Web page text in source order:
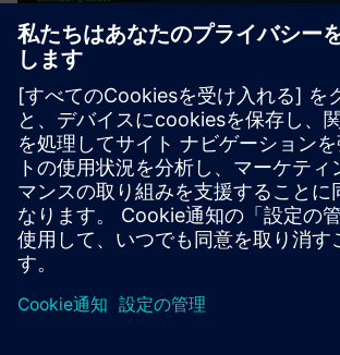
Satellite Connectivity
SatConnect)
DETA-SatConnect is designed to provide
reliable connectivity across Saudi Arabia
business staying up and running
詳細情報